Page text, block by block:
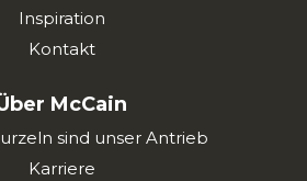
Inspiration
Kontakt
McCain
sind unser Antrieb
Karriere